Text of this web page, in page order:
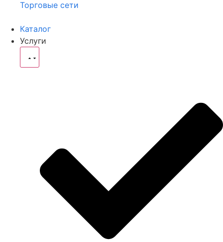
Торговые сети
Каталог
Услуги